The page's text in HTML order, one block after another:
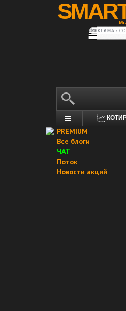
Мы
РЕКЛАМА •
PREMIUM
Все блоги
ЧАТ
Поток
Новости акций